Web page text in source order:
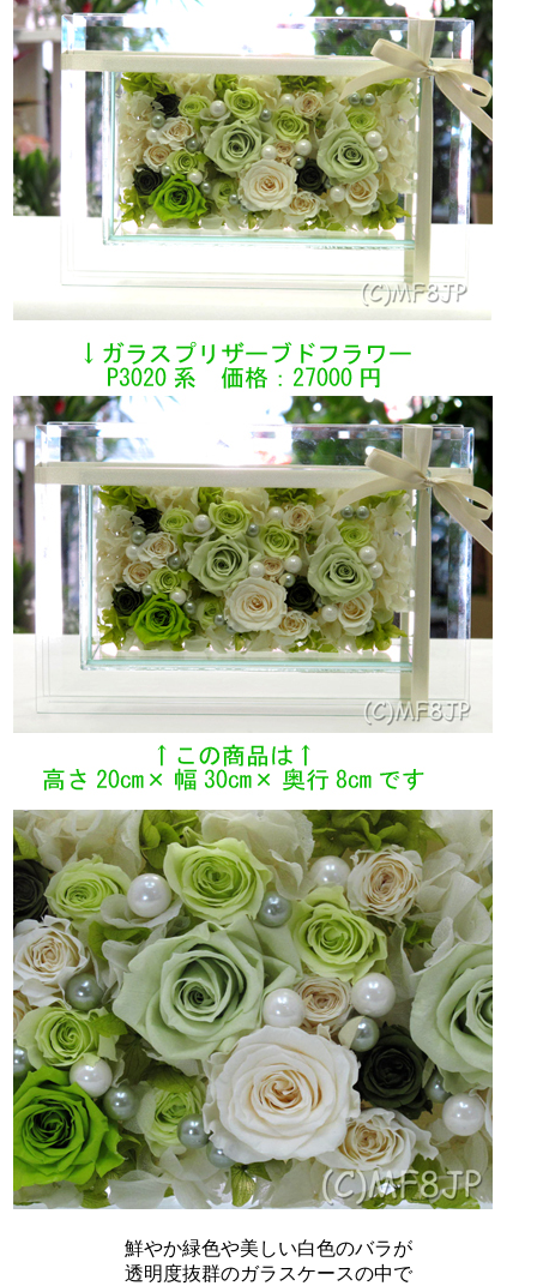
鮮やか緑色や美しい白色のバラが
透明度抜群のガラスケースの中で